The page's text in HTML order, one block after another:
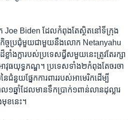
​Joe Biden​ ដែល​កំពុង​តែ​ស្ថិត​នៅ​ទីក្រុង​
កិច្ចប្រជុំ​មួយ​ជាមួយ​នឹង​លោក ​Netanyahu​
ាំងក្លា​របស់​ប្រទេស​ជ្វីស​មួយ​នេះ​ត្រូវ​តែ​រក្សា​
ធ​យុទ្ធភណ្ឌ។ ប្រទេស​ទាំង​២​កំពុង​តែ​ចរចា​
ៃ​ជំនួយ​ផ្នែក​ការពារ​របស់​អាមេរិក​ដើម្បី​
១​ឆ្នាំ​ដែល​មាន​ទឹកប្រាក់​១​ពាន់លាន​ដុល្លារ​
ខ​នេះ។